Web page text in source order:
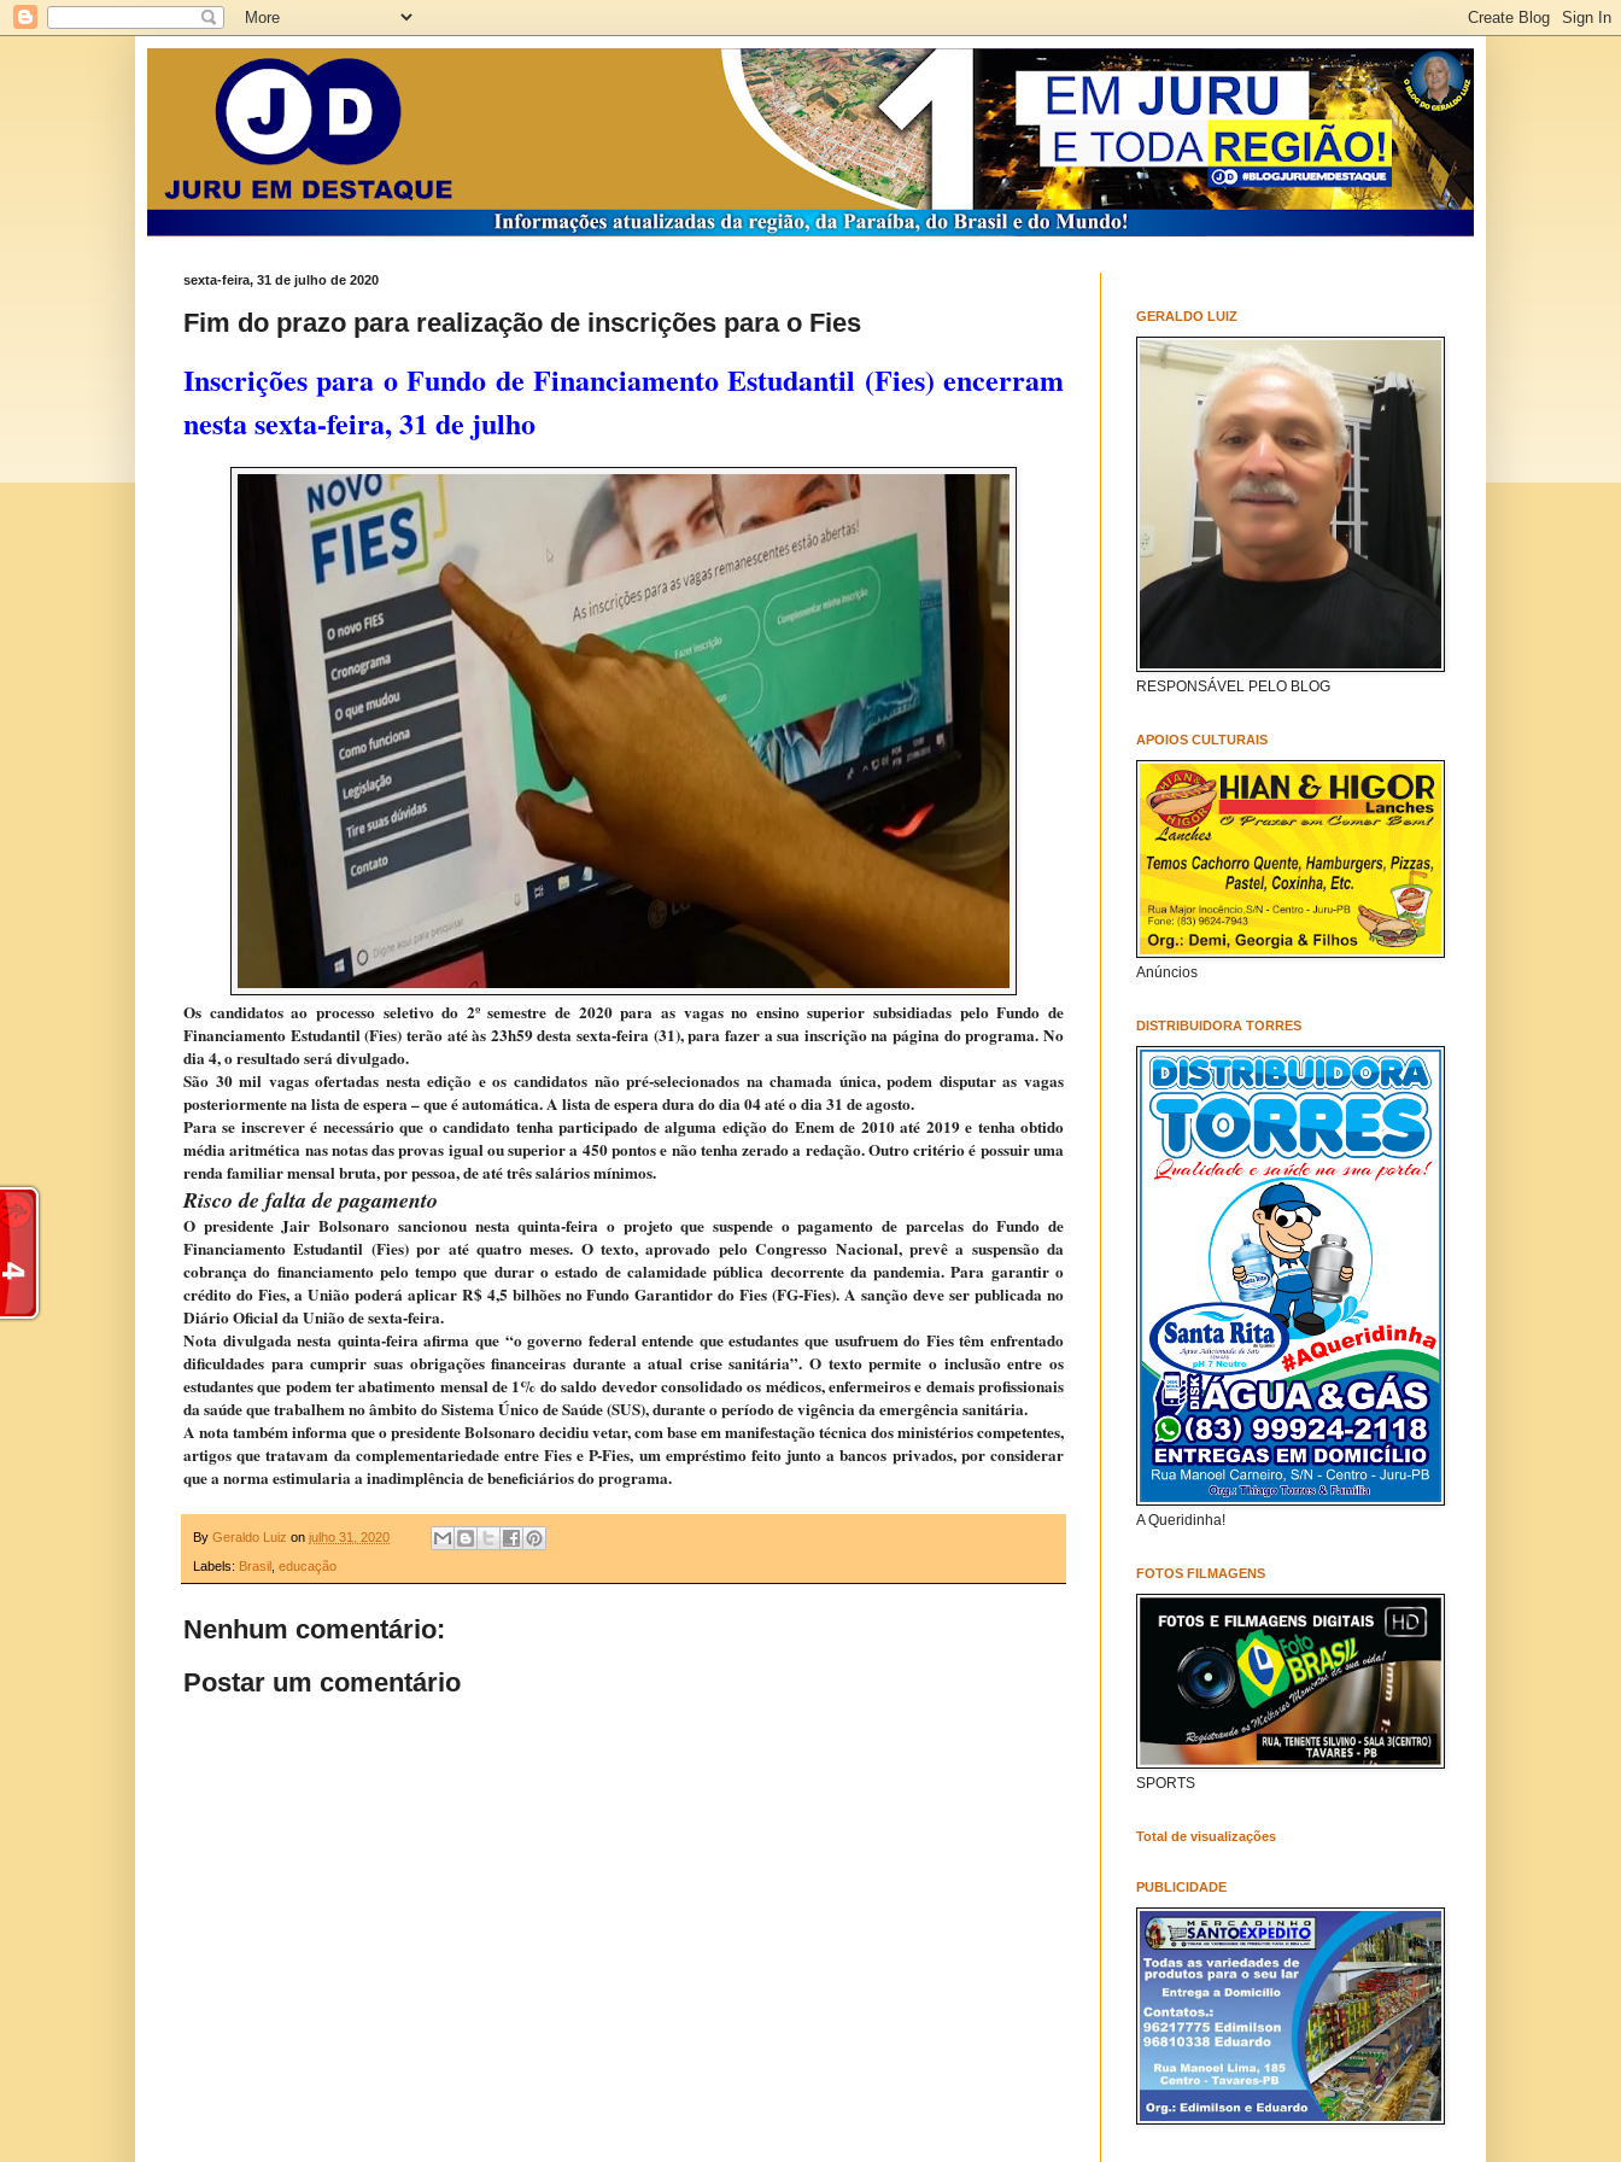
sexta-feira, 31 de julho de 2020
Fim do prazo para realização de inscrições para o Fies
Inscrições para o Fundo de Financiamento Estudantil (Fies) encerram
nesta sexta-feira, 31 de julho
Os candidatos ao processo seletivo do 2º semestre de 2020 para as vagas no ensino superior subsidiadas pelo Fundo de
Financiamento Estudantil (Fies) terão até às 23h59 desta sexta-feira (31), para fazer a sua inscrição na página do programa. No
dia 4, o resultado será divulgado.
São 30 mil vagas ofertadas nesta edição e os candidatos não pré-selecionados na chamada única, podem disputar as vagas
posteriormente na lista de espera – que é automática. A lista de espera dura do dia 04 até o dia 31 de agosto.
Para se inscrever é necessário que o candidato tenha participado de alguma edição do Enem de 2010 até 2019 e tenha obtido
média aritmética nas notas das provas igual ou superior a 450 pontos e não tenha zerado a redação. Outro critério é possuir uma
renda familiar mensal bruta, por pessoa, de até três salários mínimos.
Risco de falta de pagamento
O presidente Jair Bolsonaro sancionou nesta quinta-feira o projeto que suspende o pagamento de parcelas do Fundo de
Financiamento Estudantil (Fies) por até quatro meses. O texto, aprovado pelo Congresso Nacional, prevê a suspensão da
cobrança do financiamento pelo tempo que durar o estado de calamidade pública decorrente da pandemia. Para garantir o
crédito do Fies, a União poderá aplicar R$ 4,5 bilhões no Fundo Garantidor do Fies (FG-Fies). A sanção deve ser publicada no
Diário Oficial da União de sexta-feira.
Nota divulgada nesta quinta-feira afirma que “o governo federal entende que estudantes que usufruem do Fies têm enfrentado
dificuldades para cumprir suas obrigações financeiras durante a atual crise sanitária”. O texto permite o inclusão entre os
estudantes que podem ter abatimento mensal de 1% do saldo devedor consolidado os médicos, enfermeiros e demais profissionais
da saúde que trabalhem no âmbito do Sistema Único de Saúde (SUS), durante o período de vigência da emergência sanitária.
A nota também informa que o presidente Bolsonaro decidiu vetar, com base em manifestação técnica dos ministérios competentes,
artigos que tratavam da complementariedade entre Fies e P-Fies, um empréstimo feito junto a bancos privados, por considerar
que a norma estimularia a inadimplência de beneficiários do programa.
By Geraldo Luiz on julho 31, 2020
Labels: Brasil educação
Nenhum comentário:
Postar um comentário
GERALDO LUIZ
RESPONSÁVEL PELO BLOG
APOIOS CULTURAIS
Anúncios
DISTRIBUIDORA TORRES
A Queridinha!
FOTOS FILMAGENS
SPORTS
Total de visualizações
PUBLICIDADE